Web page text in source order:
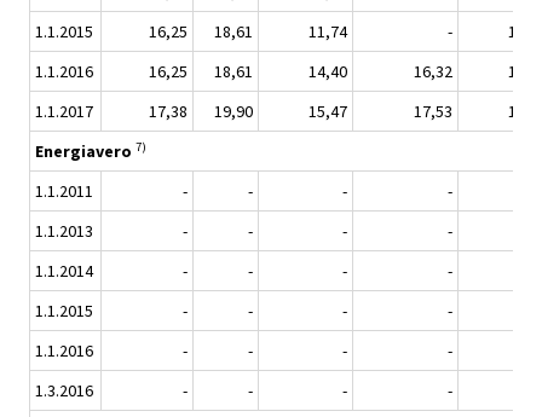
1.1.2015
16,25 18,61 11,74 -
1.1.2016
16,25 18,61 14,40 16,32
1.1.2017
17,38 19,90 15,47 17,53
Energiavero 7)
1.1.2011 - - -
-
1.1.2013
- - -
-
1.1.2014
- - -
-
1.1.2015
- - -
-
1.1.2016
- - -
-
1.3.2016
- - -
-